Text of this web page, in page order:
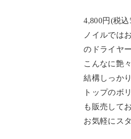
4,800円(税込
ノイルでは
のドライヤ
こんなに艶
結構しっか
トップのボ
も販売して
お気軽にス